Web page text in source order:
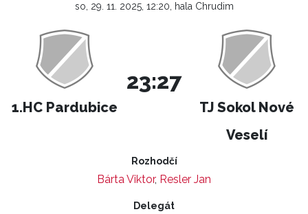
so, 29. 11. 2025, 12:20, hala Chrudim
1.HC Pardubice
23:27
TJ Sokol Nové
Veselí
Rozhodčí
Bárta Viktor, Resler Jan
Delegát